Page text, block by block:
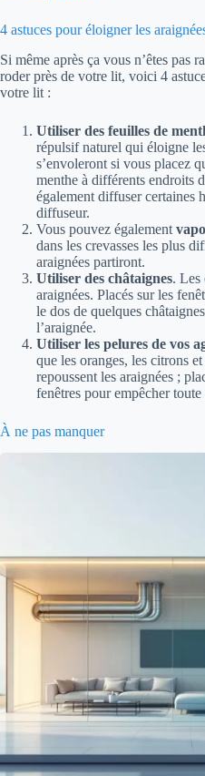
4 astuces pour éloigner les
Si même après ça vous n’êtes pas
roder près de votre lit, voici 4
votre lit :
Utiliser des feuilles de
répulsif naturel qui éloigne
s’envoleront si vous placez
menthe à différents endroits
également diffuser certaines
diffuseur.
Vous pouvez également
dans les crevasses les plus
araignées partiront.
Utiliser des châtaignes. Les
araignées. Placés sur les
le dos de quelques
l’araignée.
Utiliser les pelures de vos
que les oranges, les citrons
repoussent les araignées ;
fenêtres pour empêcher toute
À ne pas manquer